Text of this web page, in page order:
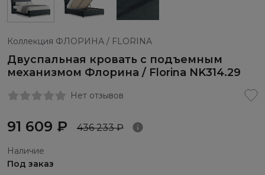
Коллекция ФЛОРИНА / FLORINA
Двуспальная кровать с подъемным
механизмом Флорина / Florina NK314.29
Нет отзывов
91 609 ₽ 436 233 ₽
Наличие
Под заказ